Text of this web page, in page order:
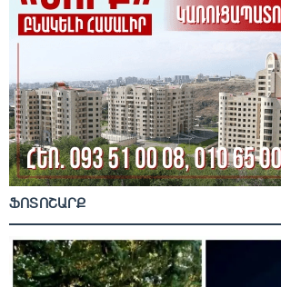
ՖՈՏՈՇԱՐՔ